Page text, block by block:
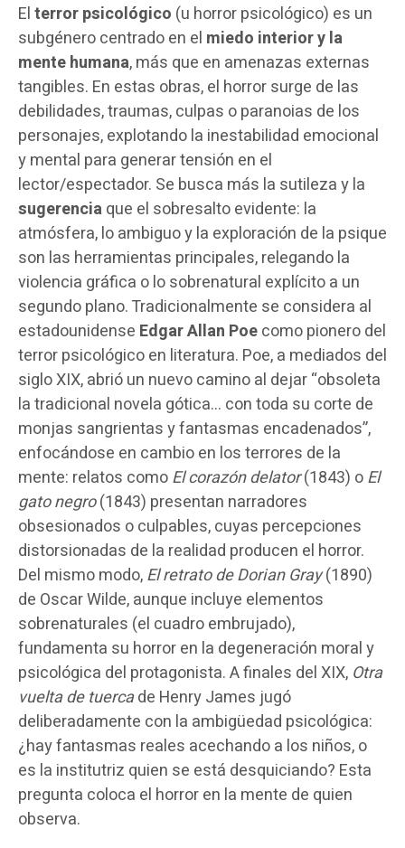
Elterror psicológico (u horror psicológico) es un
subgénero centrado en el miedo interior y la
mente humana, más que en amenazas externas
tangibles. En estas obras, el horror surge de las
debilidades, traumas, culpas o paranoias de los
personajes, explotando la inestabilidad emocional
y mental para generar tensión en el
lector/espectador. Se busca más la sutileza y la
sugerenciaque el sobresalto evidente: la
atmósfera, lo ambiguo y la exploración de la psique
son las herramientas principales, relegando la
violencia gráfica o lo sobrenatural explícito a un
segundo plano. Tradicionalmente se considera al
estadounidense Edgar Allan Poecomo pionero del
terror psicológico en literatura. Poe, a mediados del
siglo XIX, abrió un nuevo camino al dejar “obsoleta
la tradicional novela gótica… con toda su corte de
monjas sangrientas y fantasmas encadenados”,
enfocándose en cambio en los terrores de la
mente: relatos comoEl corazón delator(1843) oEl
gato negro(1843) presentan narradores
obsesionados o culpables, cuyas percepciones
distorsionadas de la realidad producen el horror.
Del mismo modo,El retrato de Dorian Gray(1890)
de Oscar Wilde, aunque incluye elementos
sobrenaturales (el cuadro embrujado),
fundamenta su horror en la degeneración moral y
psicológica del protagonista. A finales del XIX, Otra
vuelta de tuercade Henry James jugó
deliberadamente con la ambigüedad psicológica:
¿hay fantasmas reales acechando a los niños, o
es la institutriz quien se está desquiciando? Esta
pregunta coloca el horror en la mente de quien
observa.